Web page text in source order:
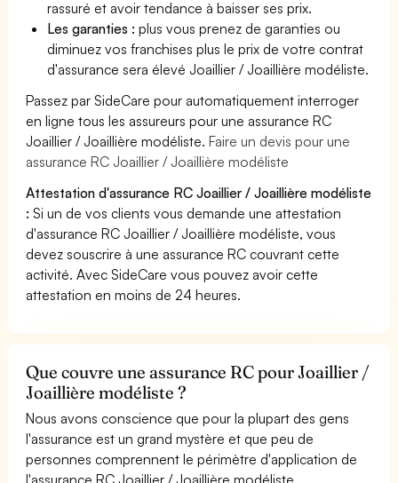
rassuré et avoir tendance à baisser ses prix.
Les garanties :plus vous prenez de garanties ou
diminuez vos franchises plus le prix de votre contrat
d'assurance sera élevé Joaillier / Joaillière modéliste.
Passez par SideCare pour automatiquement interroger
en ligne tous les assureurs pour une assurance RC
Joaillier / Joaillière modéliste.Faire un devis pour une
assurance RC Joaillier / Joaillière modéliste
Attestation d'assurance RC Joaillier / Joaillière modéliste
: Si un de vos clients vous demande une attestation
d'assurance RC Joaillier / Joaillière modéliste, vous
devez souscrire à une assurance RC couvrant cette
activité. Avec SideCare vous pouvez avoir cette
attestation en moins de 24 heures.
Que couvre une assurance RC pour Joaillier /
Joaillière modéliste ?
Nous avons conscience que pour la plupart des gens
l'assurance est un grand mystère et que peu de
personnes comprennent le périmètre d'application de
l'assurance RC Joaillier / Joaillière modéliste.